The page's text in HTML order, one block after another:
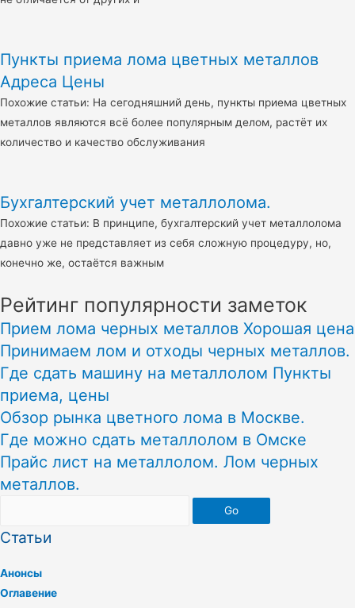
Пункты приема лома цветных металлов
Адреса Цены
Похожие статьи: На сегодняшний день, пункты приема цветных
металлов являются всё более популярным делом, растёт их
количество и качество обслуживания
Бухгалтерский учет металлолома.
Похожие статьи: В принципе, бухгалтерский учет металлолома
давно уже не представляет из себя сложную процедуру, но,
конечно же, остаётся важным
Рейтинг популярности заметок
Прием лома черных металлов Хорошая цена
Принимаем лом и отходы черных металлов.
Где сдать машину на металлолом Пункты
приема, цены
Обзор рынка цветного лома в Москве.
Где можно сдать металлолом в Омске
Прайс лист на металлолом. Лом черных
металлов.
Go
Статьи
Анонсы
Оглавение